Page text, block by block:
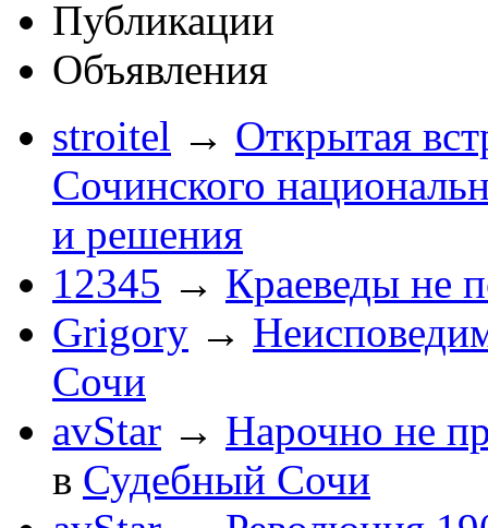
Публикации
Объявления
stroitel → Открытая
Сочинского
и решения
12345 → Краеведы не
Grigory →
Сочи
avStar → Нарочно не
в Судебный Сочи